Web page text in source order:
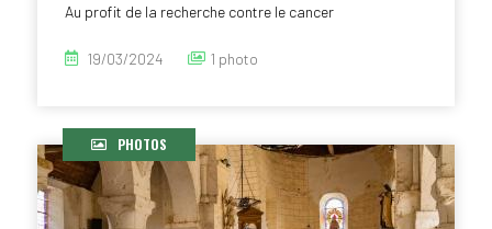
Au profit de la recherche contre le cancer
19/03/2024 1 photo
PHOTOS